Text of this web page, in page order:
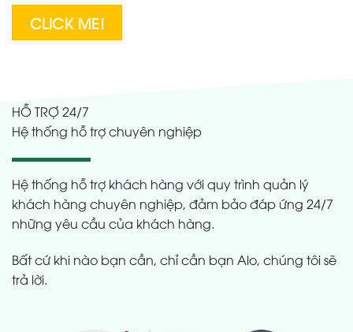
CLICK ME!
HỖ TRỢ 24/7
Hệ thống hỗ trợ chuyên nghiệp
Hệ thống hỗ trợ khách hàng với quy trình quản lý
khách hàng chuyên nghiệp, đảm bảo đáp ứng 24/7
những yêu cầu của khách hàng.
Bất cứ khi nào bạn cần, chỉ cần bạn Alo, chúng tôi sẽ
trả lời.